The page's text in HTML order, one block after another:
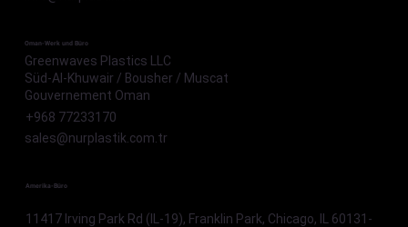
Oman-Werk und Büro
Greenwaves Plastics LLC
Süd-Al-Khuwair / Bousher / Muscat
Gouvernement Oman
+968 77233170
sales@nurplastik.com.tr
Amerika-Büro
11417 Irving Park Rd (IL-19), Franklin Park, Chicago, IL 60131-